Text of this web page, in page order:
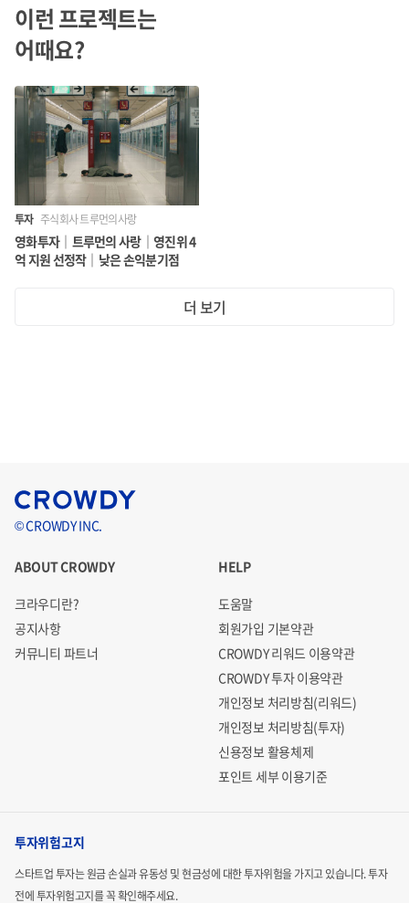
이런 프로젝트는
어때요?
투자 주식회사 트루먼의사랑
영화투자｜트루먼의 사랑｜영진위 4
억 지원 선정작｜낮은 손익분기점
더 보기
© CROWDY INC.
ABOUT CROWDY
크라우디란?
공지사항
커뮤니티 파트너
HELP
도움말
회원가입 기본약관
CROWDY 리워드 이용약관
CROWDY 투자 이용약관
개인정보 처리방침(리워드)
개인정보 처리방침(투자)
신용정보 활용체제
포인트 세부 이용기준
투자위험고지
스타트업 투자는 원금 손실과 유동성 및 현금성에 대한 투자위험을 가지고 있습니다.투자
전에 투자위험고지를 꼭 확인해주세요.